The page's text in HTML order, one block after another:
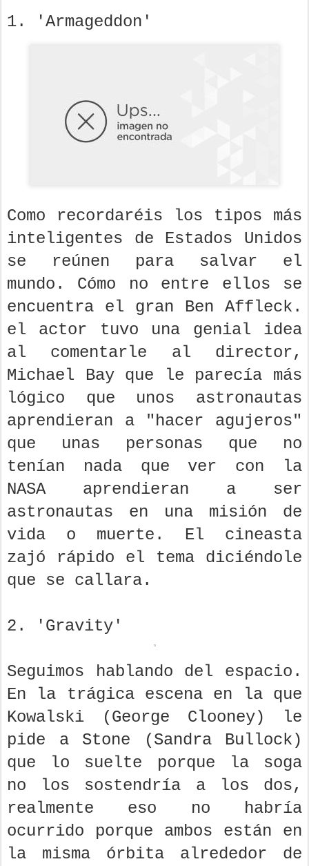
1. 'Armageddon'
Como recordaréis los tipos más
inteligentes de Estados Unidos
se reúnen para salvar el
mundo. Cómo no entre ellos se
encuentra el gran Ben Affleck.
el actor tuvo una genial idea
al comentarle al director,
Michael Bay que le parecía más
lógico que unos astronautas
aprendieran a "hacer agujeros"
que unas personas que no
tenían nada que ver con la
NASA aprendieran a ser
astronautas en una misión de
vida o muerte. El cineasta
zajó rápido el tema diciéndole
que se callara.
2. 'Gravity'
Seguimos hablando del espacio.
En la trágica escena en la que
Kowalski (George Clooney) le
pide a Stone (Sandra Bullock)
que lo suelte porque la soga
no los sostendría a los dos,
realmente eso no habría
ocurrido porque ambos están en
la misma órbita alrededor de